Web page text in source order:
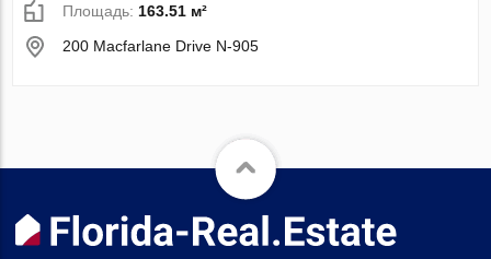
Площадь: 163.51 м²
200 Macfarlane Drive N-905